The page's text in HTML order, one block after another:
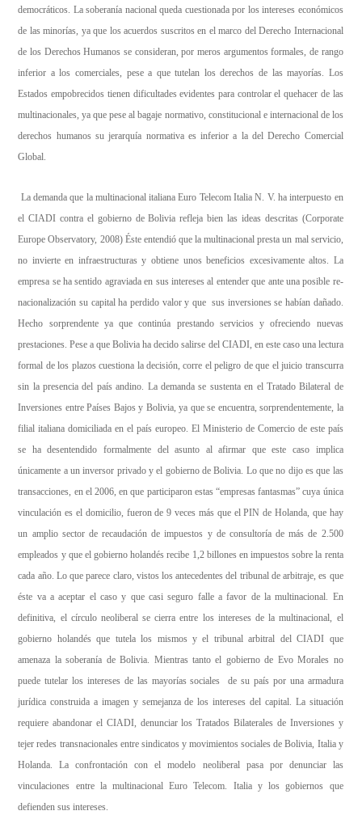
democráticos. La soberanía nacional queda cuestionada por los intereses económicos
de las minorías, ya que los acuerdos suscritos en el marco del Derecho Internacional
de los Derechos Humanos se consideran, por meros argumentos formales, de rango
inferior a los comerciales, pese a que tutelan los derechos de las mayorías. Los
Estados empobrecidos tienen dificultades evidentes para controlar el quehacer de las
multinacionales, ya que pese al bagaje normativo, constitucional e internacional de los
derechos humanos su jerarquía normativa es inferior a la del Derecho Comercial
Global.
La demanda que la multinacional italiana Euro Telecom Italia N. V. ha interpuesto en
el CIADI contra el gobierno de Bolivia refleja bien las ideas descritas (Corporate
Europe Observatory, 2008) Éste entendió que la multinacional presta un mal servicio,
no invierte en infraestructuras y obtiene unos beneficios excesivamente altos. La
empresa se ha sentido agraviada en sus intereses al entender que ante una posible re-
nacionalización su capital ha perdido valor y que sus inversiones se habían dañado.
Hecho sorprendente ya que continúa prestando servicios y ofreciendo nuevas
prestaciones. Pese a que Bolivia ha decido salirse del CIADI, en este caso una lectura
formal de los plazos cuestiona la decisión, corre el peligro de que el juicio transcurra
sin la presencia del país andino. La demanda se sustenta en el Tratado Bilateral de
Inversiones entre Países Bajos y Bolivia, ya que se encuentra, sorprendentemente, la
filial italiana domiciliada en el país europeo. El Ministerio de Comercio de este país
se ha desentendido formalmente del asunto al afirmar que este caso implica
únicamente a un inversor privado y el gobierno de Bolivia. Lo que no dijo es que las
transacciones, en el 2006, en que participaron estas “empresas fantasmas” cuya única
vinculación es el domicilio, fueron de 9 veces más que el PIN de Holanda, que hay
un amplio sector de recaudación de impuestos y de consultoría de más de 2.500
empleados y que el gobierno holandés recibe 1,2 billones en impuestos sobre la renta
cada año. Lo que parece claro, vistos los antecedentes del tribunal de arbitraje, es que
éste va a aceptar el caso y que casi seguro falle a favor de la multinacional. En
definitiva, el círculo neoliberal se cierra entre los intereses de la multinacional, el
gobierno holandés que tutela los mismos y el tribunal arbitral del CIADI que
amenaza la soberanía de Bolivia. Mientras tanto el gobierno de Evo Morales no
puede tutelar los intereses de las mayorías sociales de su país por una armadura
jurídica construida a imagen y semejanza de los intereses del capital. La situación
requiere abandonar el CIADI, denunciar los Tratados Bilaterales de Inversiones y
tejer redes transnacionales entre sindicatos y movimientos sociales de Bolivia, Italia y
Holanda. La confrontación con el modelo neoliberal pasa por denunciar las
vinculaciones entre la multinacional Euro Telecom. Italia y los gobiernos que
defienden sus intereses.